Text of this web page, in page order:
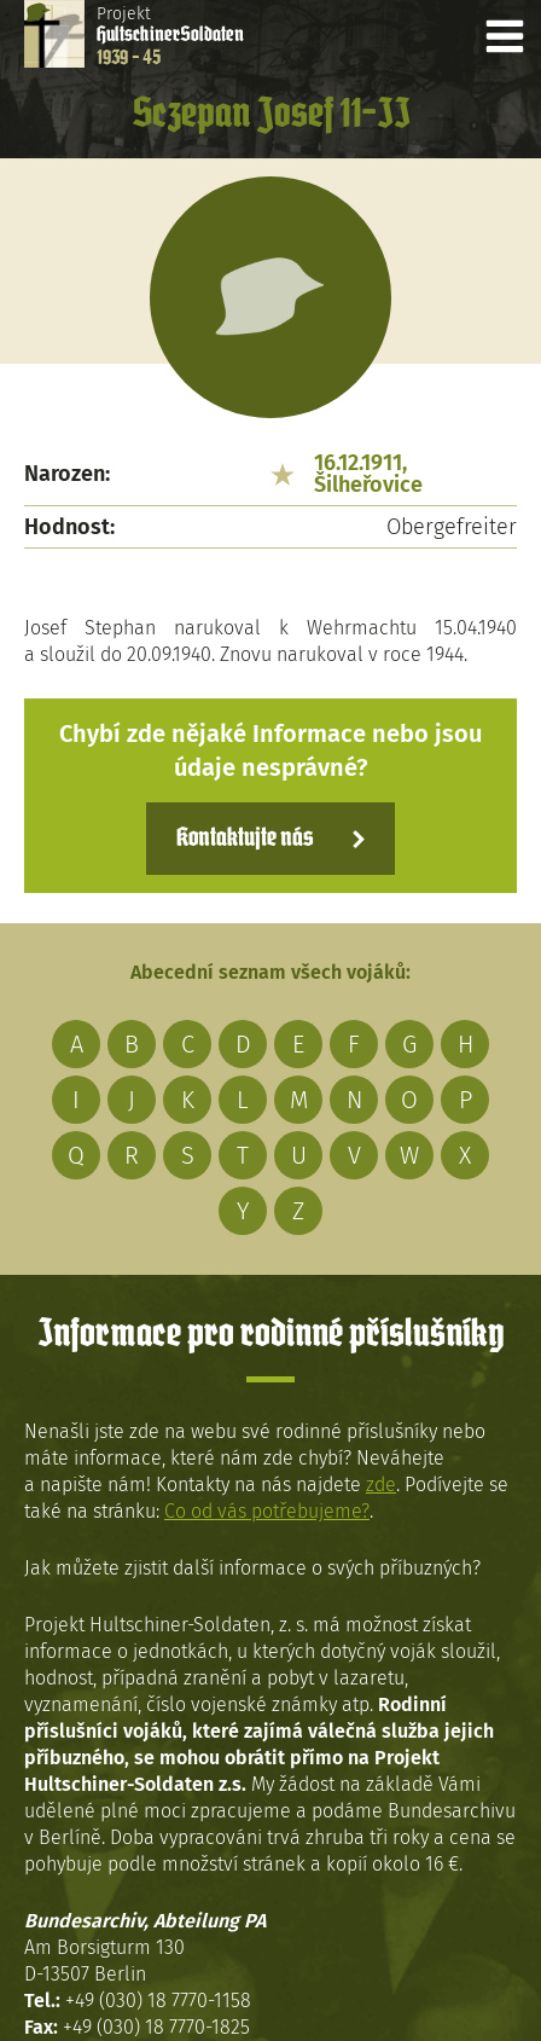
Projekt
HultschinerSoldaten
1939 - 45
Sczepan Josef 11-II
Narozen:
16.12.1911,
Šilheřovice
Hodnost:
Obergefreiter
Josef Stephan narukoval k Wehrmachtu 15.04.1940
a sloužil do 20.09.1940. Znovu narukoval v roce 1944.
Chybí zde nějaké Informace nebo jsou
údaje nesprávné?
Kontaktujte nás
Abecední seznam všech vojáků:
A B C D E F G
H
I
J K L M N O
P
Q
R S T U V W
X
Y
Z
Informace pro rodinné příslušníky
Nenašli jste zde na webu své rodinné příslušníky nebo
máte informace, které nám zde chybí? Neváhejte
a napište nám! Kontakty na nás najdete zde. Podívejte se
také na stránku: Co od vás potřebujeme?.
Jak můžete zjistit další informace o svých příbuzných?
Projekt Hultschiner-Soldaten, z. s. má možnost získat
informace o jednotkách, u kterých dotyčný voják sloužil,
hodnost, případná zranění a pobyt v lazaretu,
vyznamenání, číslo vojenské známky atp. Rodinní
příslušníci vojáků, které zajímá válečná služba jejich
příbuzného, se mohou obrátit přímo na Projekt
Hultschiner-Soldaten z.s. My žádost na základě Vámi
udělené plné moci zpracujeme a podáme Bundesarchivu
v Berlíně. Doba vypracováni trvá zhruba tři roky a cena se
pohybuje podle množství stránek a kopií okolo 16 €.
Bundesarchiv, Abteilung PA
Am Borsigturm 130
D-13507 Berlin
Tel.: +49 (030) 18 7770-1158
Fax: +49 (030) 18 7770-1825